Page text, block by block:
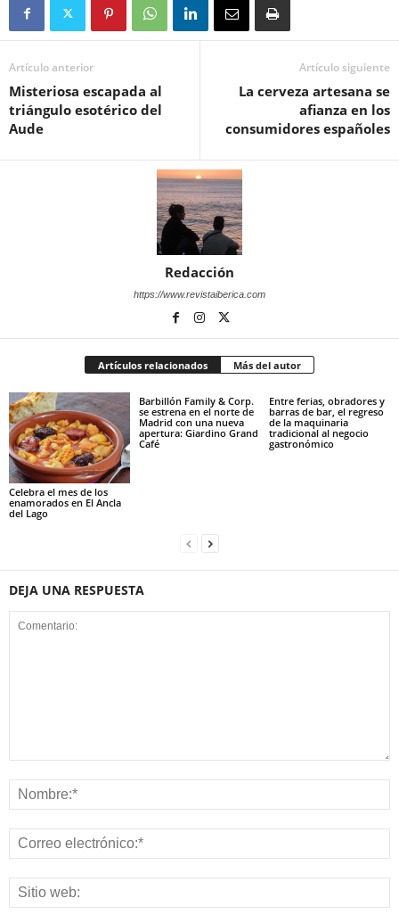
Artículo anterior
Misteriosa escapada al
triángulo esotérico del
Aude
Artículo siguiente
La cerveza artesana se
afianza en los
consumidores españoles
Redacción
https://www.revistaiberica.com
Artículos relacionados Más del autor
Celebra el mes de los
enamorados en El Ancla
del Lago
Barbillón Family & Corp.
se estrena en el norte de
Madrid con una nueva
apertura: Giardino Grand
Café
Entre ferias, obradores y
barras de bar, el regreso
de la maquinaria
tradicional al negocio
gastronómico
DEJA UNA RESPUESTA